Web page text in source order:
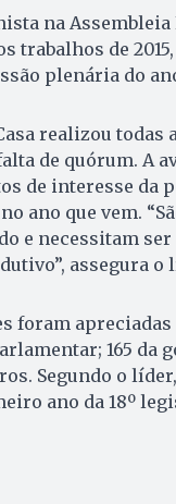
na Assembleia
trabalhos de
plenária do
realizou
de quórum. A
de interesse da
ano que vem.
e necessitam
assegura o
foram
165 da
Segundo o
ano da 18º